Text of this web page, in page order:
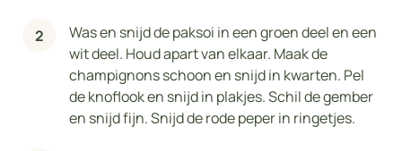
Was en snijd de paksoi in een groen deel en een
wit deel. Houd apart van elkaar. Maak de
champignons schoon en snijd in kwarten. Pel
de knoflook en snijd in plakjes. Schil de gember
en snijd fijn. Snijd de rode peper in ringetjes.